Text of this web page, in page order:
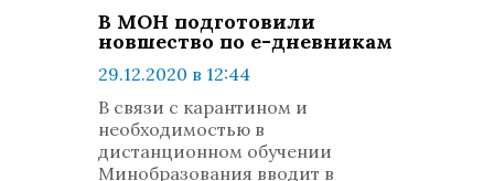
В МОН подготовили
новшество по е-дневникам
29.12.2020 в 12:44
комментариев: 0
В связи с карантином и
необходимостью в
дистанционном обучении
Минобразования вводит в